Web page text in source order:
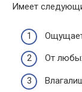
Имеет
От